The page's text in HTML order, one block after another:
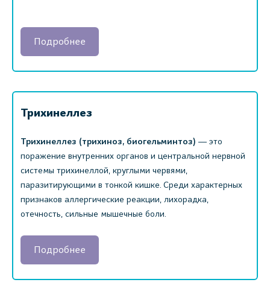
Подробнее
Трихинеллез
Трихинеллез (трихиноз, биогельминтоз) ― это
поражение внутренних органов и центральной нервной
системы трихинеллой, круглыми червями,
паразитирующими в тонкой кишке. Среди характерных
признаков аллергические реакции, лихорадка,
отечность, сильные мышечные боли.
Подробнее